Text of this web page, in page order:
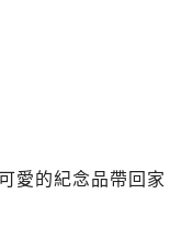
愛的紀念品帶回家